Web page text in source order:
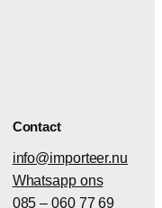
Contact
info@importeer.nu
Whatsapp ons
085 – 060 77 69